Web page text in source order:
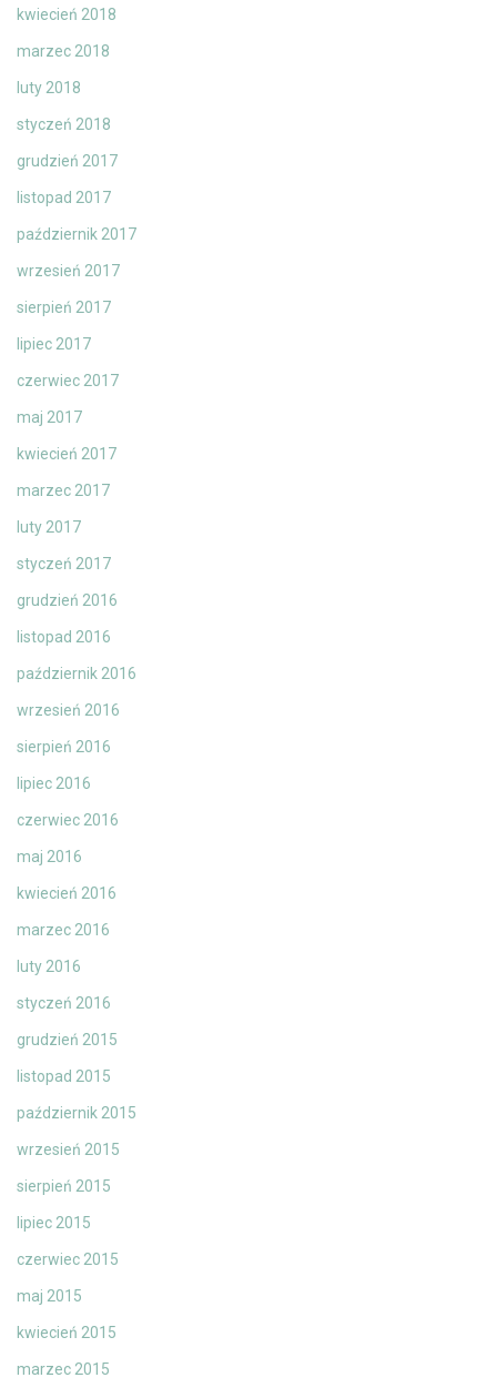
kwiecień 2018
marzec 2018
luty 2018
styczeń 2018
grudzień 2017
listopad 2017
październik 2017
wrzesień 2017
sierpień 2017
lipiec 2017
czerwiec 2017
maj 2017
kwiecień 2017
marzec 2017
luty 2017
styczeń 2017
grudzień 2016
listopad 2016
październik 2016
wrzesień 2016
sierpień 2016
lipiec 2016
czerwiec 2016
maj 2016
kwiecień 2016
marzec 2016
luty 2016
styczeń 2016
grudzień 2015
listopad 2015
październik 2015
wrzesień 2015
sierpień 2015
lipiec 2015
czerwiec 2015
maj 2015
kwiecień 2015
marzec 2015